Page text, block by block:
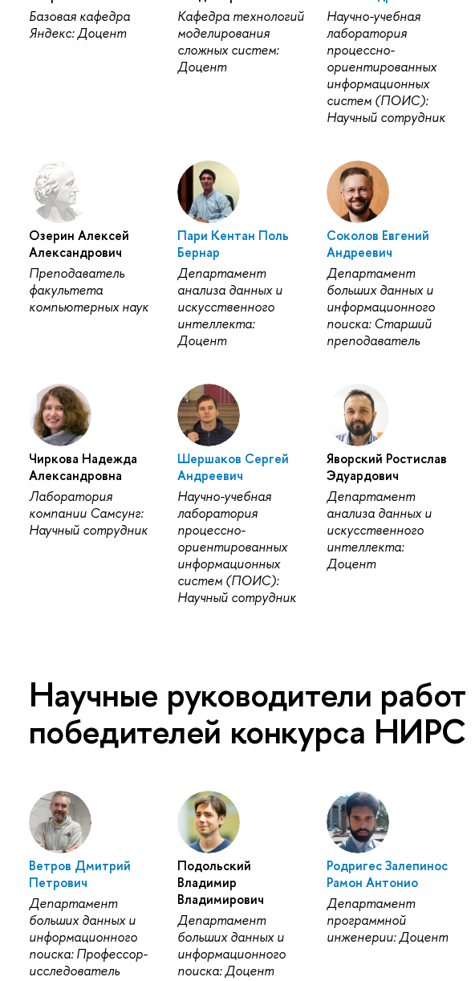
Базовая кафедра
Яндекс: Доцент
Кафедра технологий
моделирования
сложных систем:
Доцент
Научно-учебная
лаборатория
процессно-
ориентированных
информационных
систем (ПОИС):
Научный сотрудник
Озерин Алексей
Александрович
Преподаватель
факультета
компьютерных наук
Пари Кентан Поль
Бернар
Департамент
анализа данных и
искусственного
интеллекта:
Доцент
Соколов Евгений
Андреевич
Департамент
больших данных и
информационного
поиска: Старший
преподаватель
Чиркова Надежда
Александровна
Лаборатория
компании Самсунг:
Научный сотрудник
Шершаков Сергей
Андреевич
Научно-учебная
лаборатория
процессно-
ориентированных
информационных
систем (ПОИС):
Научный сотрудник
Яворский Ростислав
Эдуардович
Департамент
анализа данных и
искусственного
интеллекта:
Доцент
Научные руководители работ
победителей конкурса НИРС
Ветров Дмитрий
Петрович
Департамент
больших данных и
информационного
поиска: Профессор-
исследователь
Подольский
Владимир
Владимирович
Департамент
больших данных и
информационного
поиска: Доцент
Родригес Залепинос
Рамон Антонио
Департамент
программной
инженерии: Доцент